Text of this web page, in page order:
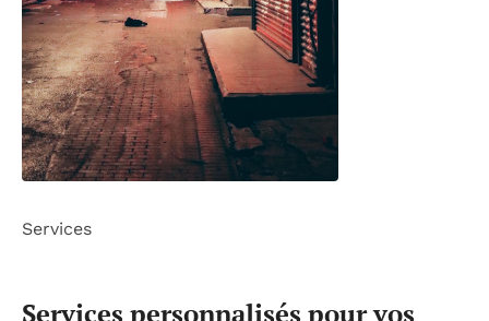
Services
Services personnalisés pour vos